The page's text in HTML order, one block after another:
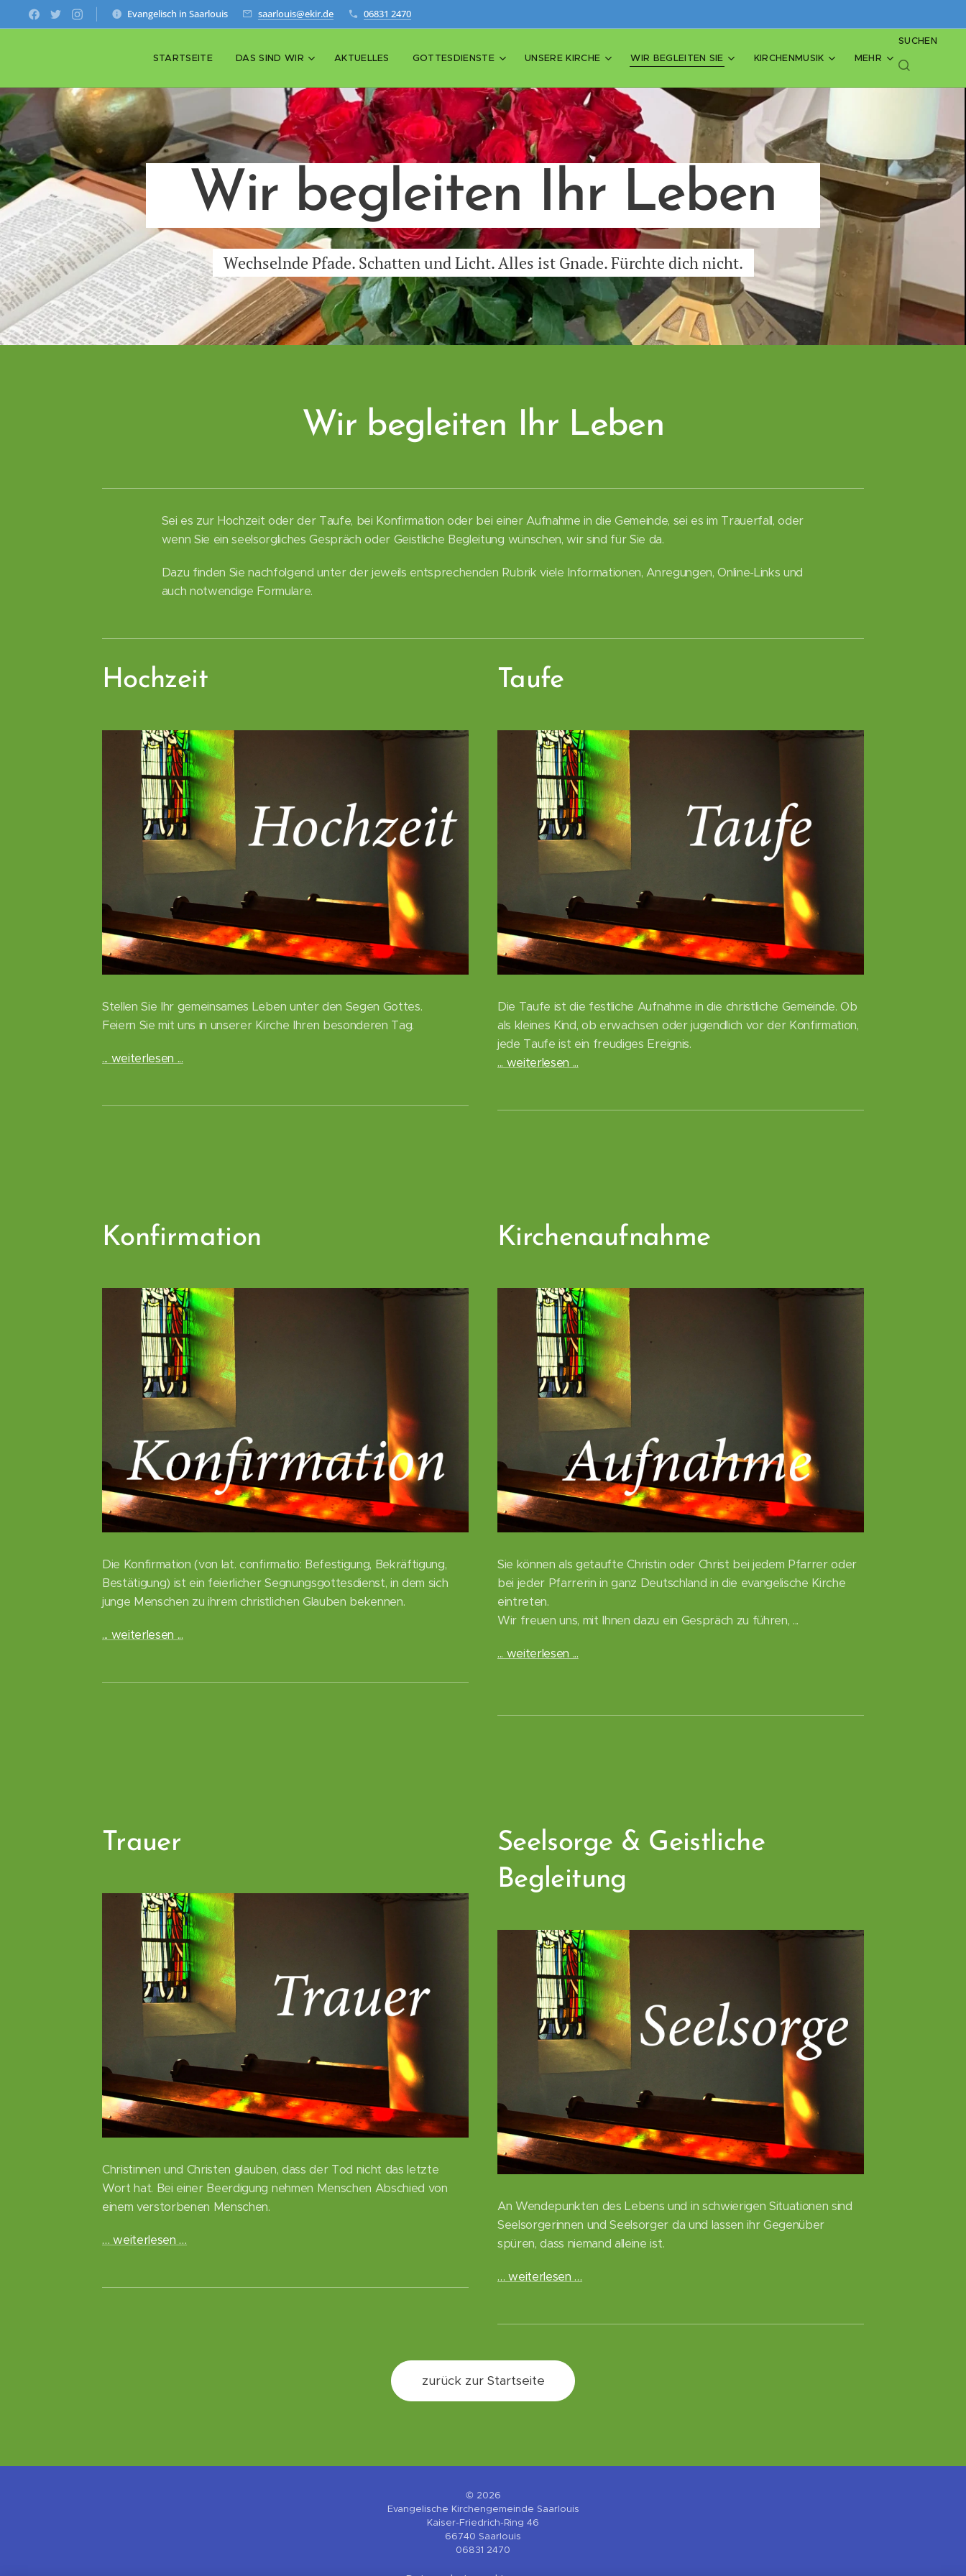
Evangelisch in Saarlouis saarlouis@ekir.de 06831 2470
STARTSEITE DAS SIND WIR AKTUELLES GOTTESDIENSTE UNSERE KIRCHE WIR BEGLEITEN SIE KIRCHENMUSIK MEHR
SUCHEN
Wir begleiten Ihr Leben
Wechselnde Pfade. Schatten und Licht. Alles ist Gnade. Fürchte dich nicht.
Wir begleiten Ihr Leben
Sei es zur Hochzeit oder der Taufe, bei Konfirmation oder bei einer Aufnahme in die Gemeinde, sei es im Trauerfall, oder
wenn Sie ein seelsorgliches Gespräch oder Geistliche Begleitung wünschen, wir sind für Sie da.
Dazu finden Sie nachfolgend unter der jeweils entsprechenden Rubrik viele Informationen, Anregungen, Online-Links und
auch notwendige Formulare.
Hochzeit
Stellen Sie Ihr gemeinsames Leben unter den Segen Gottes.
Feiern Sie mit uns in unserer Kirche Ihren besonderen Tag.
... weiterlesen ...
Taufe
Die Taufe ist die festliche Aufnahme in die christliche Gemeinde. Ob
als kleines Kind, ob erwachsen oder jugendlich vor der Konfirmation,
jede Taufe ist ein freudiges Ereignis.
... weiterlesen ...
Konfirmation
Die Konfirmation (von lat. confirmatio: Befestigung, Bekräftigung,
Bestätigung) ist ein feierlicher Segnungsgottesdienst, in dem sich
junge Menschen zu ihrem christlichen Glauben bekennen.
... weiterlesen ...
Kirchenaufnahme
Sie können als getaufte Christin oder Christ bei jedem Pfarrer oder
bei jeder Pfarrerin in ganz Deutschland in die evangelische Kirche
eintreten.
Wir freuen uns, mit Ihnen dazu ein Gespräch zu führen, ...
... weiterlesen ...
Trauer
Christinnen und Christen glauben, dass der Tod nicht das letzte
Wort hat. Bei einer Beerdigung nehmen Menschen Abschied von
einem verstorbenen Menschen.
… weiterlesen …
Seelsorge & Geistliche
Begleitung
An Wendepunkten des Lebens und in schwierigen Situationen sind
Seelsorgerinnen und Seelsorger da und lassen ihr Gegenüber
spüren, dass niemand alleine ist.
… weiterlesen …
zurück zur Startseite
© 2026
Evangelische Kirchengemeinde Saarlouis
Kaiser-Friedrich-Ring 46
66740 Saarlouis
06831 2470